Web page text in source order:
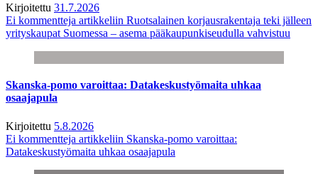
Kirjoitettu 31.7.2026
Ei kommentteja artikkeliin Ruotsalainen korjausrakentaja teki jälleen
yrityskaupat Suomessa – asema pääkaupunkiseudulla vahvistuu
Skanska-pomo varoittaa: Datakeskustyömaita uhkaa
osaajapula
Kirjoitettu 5.8.2026
Ei kommentteja artikkeliin Skanska-pomo varoittaa:
Datakeskustyömaita uhkaa osaajapula